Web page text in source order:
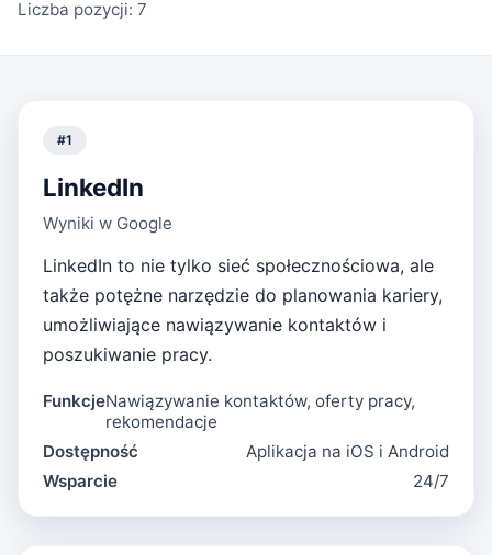
Liczba pozycji: 7
#1
LinkedIn
Wyniki w Google
LinkedIn to nie tylko sieć społecznościowa, ale
także potężne narzędzie do planowania kariery,
umożliwiające nawiązywanie kontaktów i
poszukiwanie pracy.
FunkcjeNawiązywanie kontaktów, oferty pracy,
rekomendacje
Dostępność
Aplikacja na iOS i Android
Wsparcie
24/7